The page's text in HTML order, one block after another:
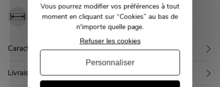
Largeur
d'assise :
Caractéristiques
Livraison
Vous pourrez modifier vos préférences à tout
moment en cliquant sur “Cookies” au bas de
n'importe quelle page.
Refuser les cookies
Personnaliser